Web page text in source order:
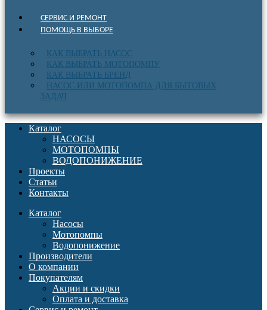
СЕРВИС И РЕМОНТ
ПОМОЩЬ В ВЫБОРЕ
КАК ВЫБРАТЬ НАСОС
КАК ВЫБРАТЬ МОТОПОМПУ
КАК ВЫБРАТЬ БРЕНД
НАСОС ИЛИ МОТОПОМПА ДЛЯ БЫТОВЫХ
ЗАДАЧ
Каталог
НАСОСЫ
МОТОПОМПЫ
ВОДОПОНИЖЕНИЕ
Проекты
Статьи
Контакты
Каталог
Насосы
Мотопомпы
Водопонижение
Производители
О компании
Покупателям
Акции и скидки
Оплата и доставка